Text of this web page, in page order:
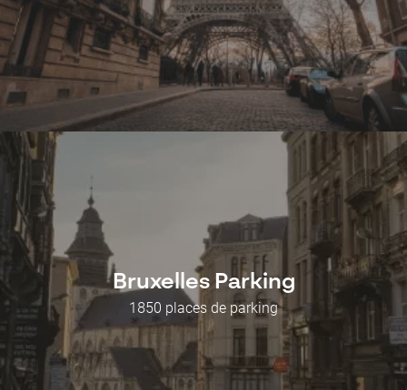
Bruxelles Parking
1850 places de parking